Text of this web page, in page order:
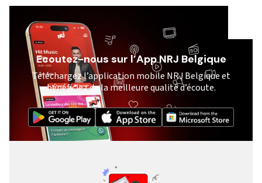
Ecoutez-nous sur l’App NRJ Belgique
Téléchargez l’application mobile NRJ Belgique et
bénéficiez de la meilleure qualité d’écoute.